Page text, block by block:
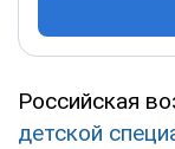
Российская
детской